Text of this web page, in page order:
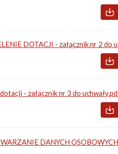
DOTACJI - załącznik nr 2 do
- załącznik nr 3 do
DANYCH